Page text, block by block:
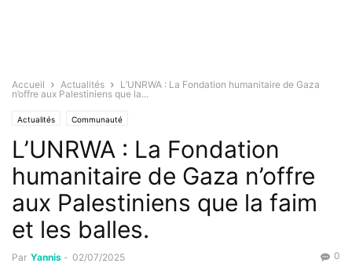
Accueil Actualités
L’UNRWA : La Fondation humanitaire de Gaza
n’offre aux Palestiniens que la...
Actualités Communauté
L’UNRWA : La Fondation
humanitaire de Gaza n’offre
aux Palestiniens que la faim
et les balles.
Par Yannis - 02/07/2025 0